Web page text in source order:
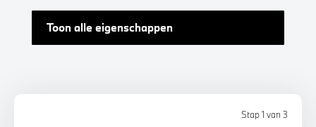
Stap 1 van 3
Toon alle eigenschappen